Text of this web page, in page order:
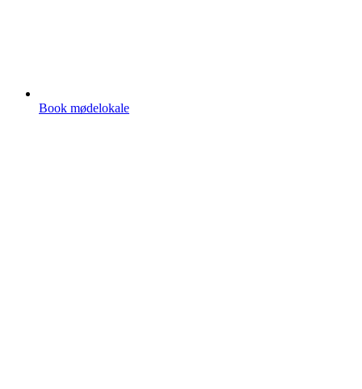
Book mødelokale